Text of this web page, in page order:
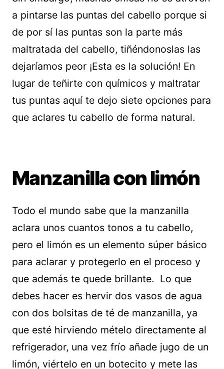
a pintarse las puntas del cabello porque si
de por sí las puntas son la parte más
maltratada del cabello, tiñéndonoslas las
dejaríamos peor ¡Esta es la solución! En
lugar de teñirte con químicos y maltratar
tus puntas aquí te dejo siete opciones para
que aclares tu cabello de forma natural.
Manzanilla con limón
Todo el mundo sabe que la manzanilla
aclara unos cuantos tonos a tu cabello,
pero el limón es un elemento súper básico
para aclarar y protegerlo en el proceso y
que además te quede brillante. Lo que
debes hacer es hervir dos vasos de agua
con dos bolsitas de té de manzanilla, ya
que esté hirviendo mételo directamente al
refrigerador, una vez frío añade jugo de un
limón, viértelo en un botecito y mete las